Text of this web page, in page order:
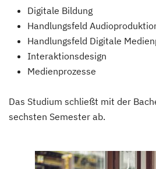
Digitale Bildung
Handlungsfeld
Handlungsfeld Digitale
Interaktionsdesign
Medienprozesse
Das Studium schließt mit der
sechsten Semester ab.